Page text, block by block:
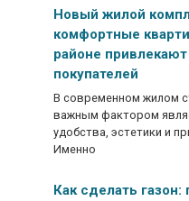
Новый жилой
комфортные
районе
покупателей
В современном жилом
важным фактором
удобства, эстетики и
Именно
Как сделать газон: